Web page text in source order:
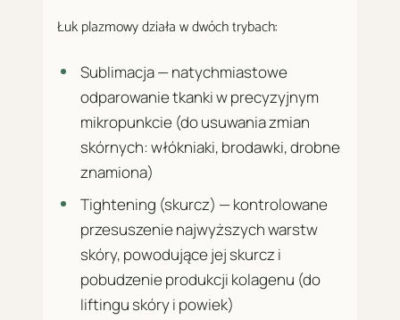
Łuk plazmowy działa w dwóch trybach:
Sublimacja — natychmiastowe
odparowanie tkanki w precyzyjnym
mikropunkcie (do usuwania zmian
skórnych: włókniaki, brodawki, drobne
znamiona)
Tightening (skurcz) — kontrolowane
przesuszenie najwyższych warstw
skóry, powodujące jej skurcz i
pobudzenie produkcji kolagenu (do
liftingu skóry i powiek)